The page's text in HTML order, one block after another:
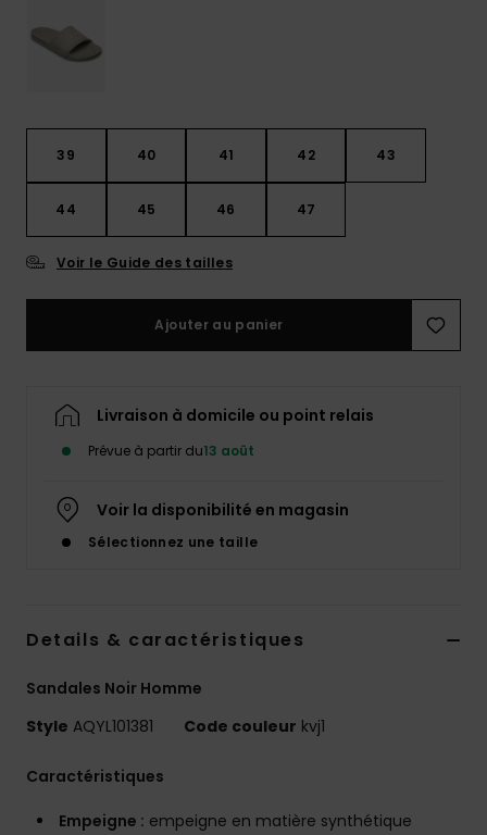
39 40 41 42 43
44 45 46 47
Voir le Guide des tailles
Ajouter au panier
Livraison à domicile ou point relais
Prévue à partir du13 août
Voir la disponibilité en magasin
Sélectionnez une taille
Details & caractéristiques
Sandales Noir Homme
Style AQYL101381 Code couleur kvj1
Caractéristiques
Empeigne : empeigne en matière synthétique